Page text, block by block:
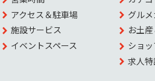
アクセス＆駐車場
施設サービス
イベントスペース
グル
お土
ショ
求人